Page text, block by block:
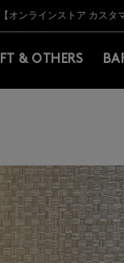
BARNEYS＞会員のお
【夏季休業に
【オンラインストア カスタ
【夏季休業に伴う返
熊本県を中心と
【開催中
BARNEYS＞会員のお
【夏季休業に
& OTHERS